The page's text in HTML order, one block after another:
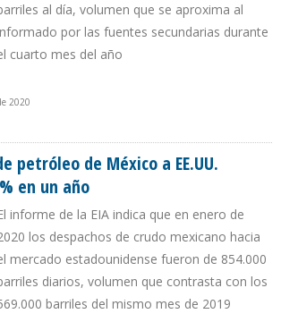
al día, volumen que se aproxima al
por las fuentes secundarias durante
cuarto mes del año
2020
petróleo de México a EE.UU.
en un año
informe de la EIA indica que en enero de
los despachos de crudo mexicano hacia
mercado estadounidense fueron de 854.000
diarios, volumen que contrasta con los
barriles del mismo mes de 2019